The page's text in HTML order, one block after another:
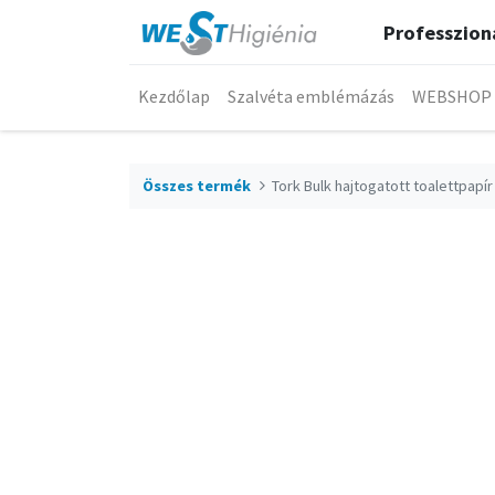
Kezdőlap Szalvéta emblémázás WEBSHOP
Összes termék Tork Bulk hajtogatott